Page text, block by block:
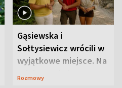
Gąsiewska i
Sołtysiewicz wrócili w
wyjątkowe miejsce. Na
szlaku czekał
Rozmowy